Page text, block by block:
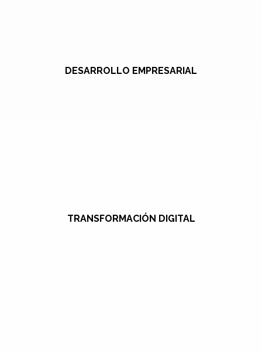
DESARROLLO EMPRESARIAL
TRANSFORMACIÓN DIGITAL